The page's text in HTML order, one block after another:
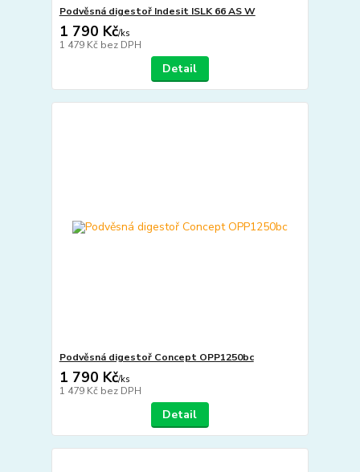
Podvěsná digestoř Indesit ISLK 66 AS W
1 790 Kč/ks
1 479 Kč bez DPH
Detail
Podvěsná digestoř Concept OPP1250bc
1 790 Kč/ks
1 479 Kč bez DPH
Detail